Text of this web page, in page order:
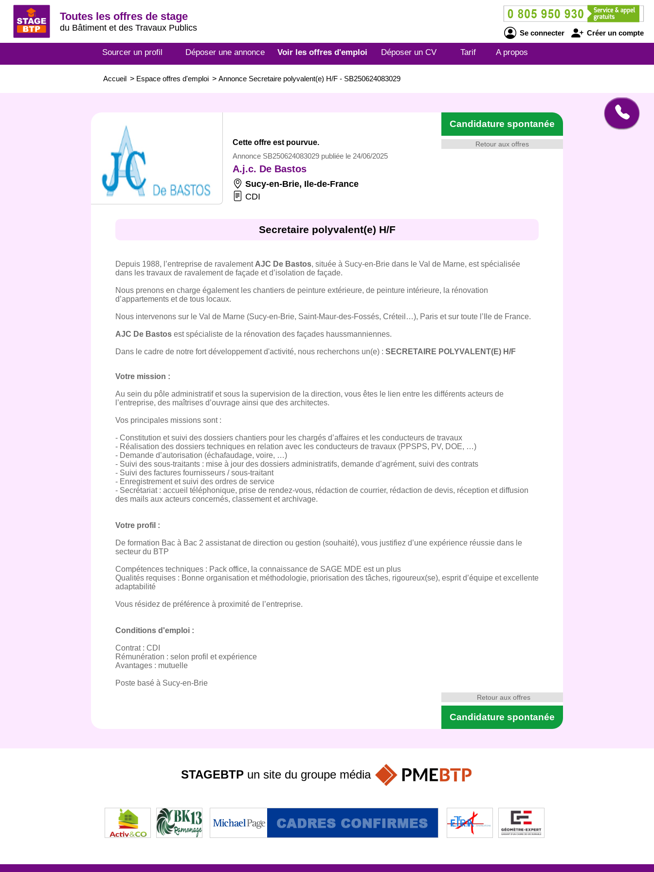
Toutes les offres de stage
du Bâtiment et des Travaux Publics
Se connecter Créer un compte
Sourcer un profil Déposer une annonce Voir les offres d'emploi Déposer un CV Tarif A propos
Accueil > Espace offres d'emploi > Annonce Secretaire polyvalent(e) H/F - SB250624083029
Retour aux offres
Candidature spontanée
Cette offre est pourvue.
Annonce SB250624083029 publiée le 24/06/2025
A.j.c. De Bastos
Sucy-en-Brie, Ile-de-France
CDI
Secretaire polyvalent(e) H/F
Depuis 1988, l’entreprise de ravalement AJC De Bastos, située à Sucy-en-Brie dans le Val de Marne, est spécialisée
dans les travaux de ravalement de façade et d’isolation de façade.
Nous prenons en charge également les chantiers de peinture extérieure, de peinture intérieure, la rénovation
d’appartements et de tous locaux.
Nous intervenons sur le Val de Marne (Sucy-en-Brie, Saint-Maur-des-Fossés, Créteil…), Paris et sur toute l’Ile de France.
AJC De Bastos est spécialiste de la rénovation des façades haussmanniennes.
Dans le cadre de notre fort développement d'activité, nous recherchons un(e) : SECRETAIRE POLYVALENT(E) H/F
Votre mission :
Au sein du pôle administratif et sous la supervision de la direction, vous êtes le lien entre les différents acteurs de
l’entreprise, des maîtrises d’ouvrage ainsi que des architectes.
Vos principales missions sont :
- Constitution et suivi des dossiers chantiers pour les chargés d’affaires et les conducteurs de travaux
- Réalisation des dossiers techniques en relation avec les conducteurs de travaux (PPSPS, PV, DOE, …)
- Demande d’autorisation (échafaudage, voire, …)
- Suivi des sous-traitants : mise à jour des dossiers administratifs, demande d’agrément, suivi des contrats
- Suivi des factures fournisseurs / sous-traitant
- Enregistrement et suivi des ordres de service
- Secrétariat : accueil téléphonique, prise de rendez-vous, rédaction de courrier, rédaction de devis, réception et diffusion
des mails aux acteurs concernés, classement et archivage.
Votre profil :
De formation Bac à Bac 2 assistanat de direction ou gestion (souhaité), vous justifiez d’une expérience réussie dans le
secteur du BTP
Compétences techniques : Pack office, la connaissance de SAGE MDE est un plus
Qualités requises : Bonne organisation et méthodologie, priorisation des tâches, rigoureux(se), esprit d’équipe et excellente
adaptabilité
Vous résidez de préférence à proximité de l’entreprise.
Conditions d'emploi :
Contrat : CDI
Rémunération : selon profil et expérience
Avantages : mutuelle
Poste basé à Sucy-en-Brie
Candidature spontanée
Retour aux offres
STAGEBTP un site du groupe média